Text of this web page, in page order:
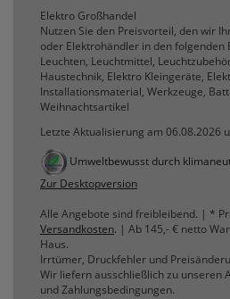
Elektro Großhandel
Nutzen Sie den Preisvorteil, den wir
oder Elektrohändler in den folgenden
Leuchten, Leuchtmittel,
Haustechnik, Elektro Kleingeräte,
Installationsmaterial, Werkzeuge,
Weihnachtsartikel
Letzte Aktualisierung am 06.08.2026
Umweltbewusst durch
Zur Desktopversion
Alle Angebote sind freibleibend. | *
Versandkosten. | Ab 145,- € netto
Haus.
Irrtümer, Druckfehler und
Wir liefern ausschließlich zu unseren
und Zahlungsbedingungen.